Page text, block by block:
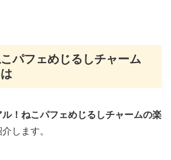
パフェめじるしチャーム
ル！ねこパフェめじるしチャームの楽
します。